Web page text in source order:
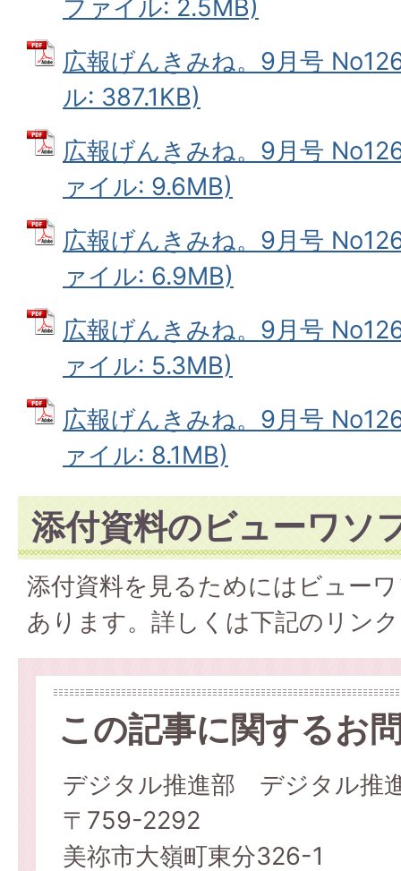
ファイル: 2.5MB)
広報げんきみね。9月号
ル: 387.1KB)
広報げんきみね。9月号
ァイル: 9.6MB)
広報げんきみね。9月号
ァイル: 6.9MB)
広報げんきみね。9月号
ァイル: 5.3MB)
広報げんきみね。9月号
ァイル: 8.1MB)
添付資料のビューワソ
添付資料を見るためにはビュー
あります。詳しくは下記のリン
この記事に関するお
デジタル推進部 デジタル推
〒759-2292
美祢市大嶺町東分326-1